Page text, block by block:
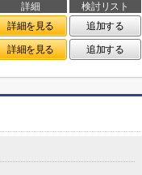
詳細
検討リスト
詳細を見る
追加する
詳細を見る 追加する